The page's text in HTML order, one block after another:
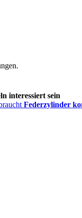
interessiert sein
Federzylinder